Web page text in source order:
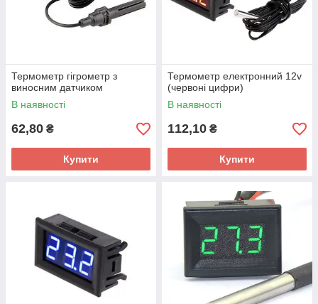
Термометр гігрометр з
виносним датчиком
В наявності
62,80 ₴
Купити
Термометр електронний 12v
(червоні цифри)
В наявності
112,10 ₴
Купити